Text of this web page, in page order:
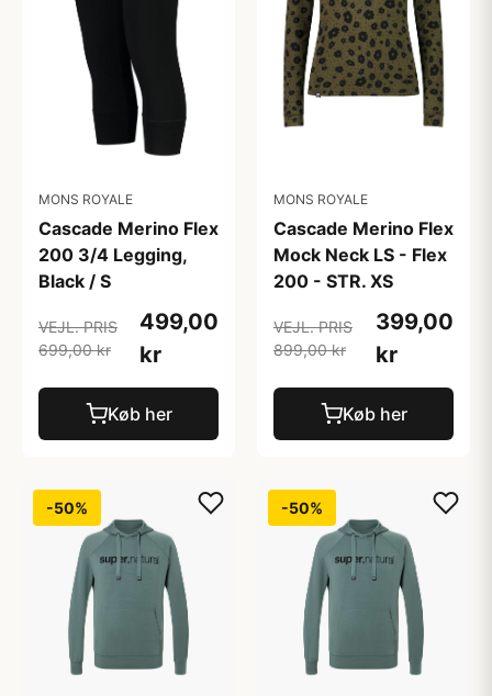
MONS ROYALE
Cascade Merino Flex
200 3/4 Legging,
Black / S
VEJL. PRIS
699,00 kr
499,00
kr
Køb her
MONS ROYALE
Cascade Merino Flex
Mock Neck LS - Flex
200 - STR. XS
VEJL. PRIS
899,00 kr
399,00
kr
Køb her
-50% -50%